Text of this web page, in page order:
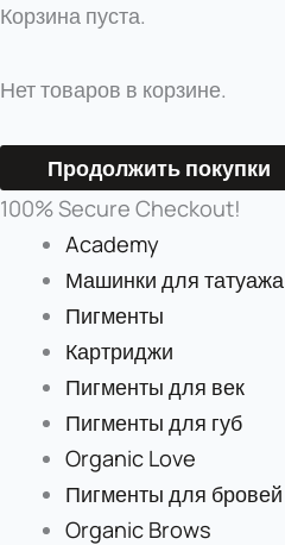
Корзина пуста.
Нет товаров в корзине.
Продолжить покупки
100% Secure Checkout!
Academy
Машинки для татуажа
Пигменты
Картриджи
Пигменты для век
Пигменты для губ
Organic Love
Пигменты для бровей
Organic Brows